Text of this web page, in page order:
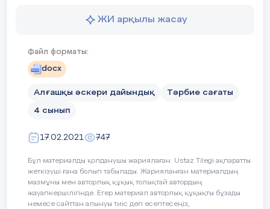
ЖИ арқылы жасау
Файл форматы:
docx
Алғашқы әскери дайындық Тәрбие сағаты
4 сынып
17.02.2021 747
Бұл материалды қолданушы жариялаған. Ustaz Tilegi ақпаратты
жеткізуші ғана болып табылады. Жарияланған материалдың
мазмұны мен авторлық құқық толықтай автордың
жауапкершілігінде. Егер материал авторлық құқықты бұзады
немесе сайттан алынуы тиіс деп есептесеңіз,